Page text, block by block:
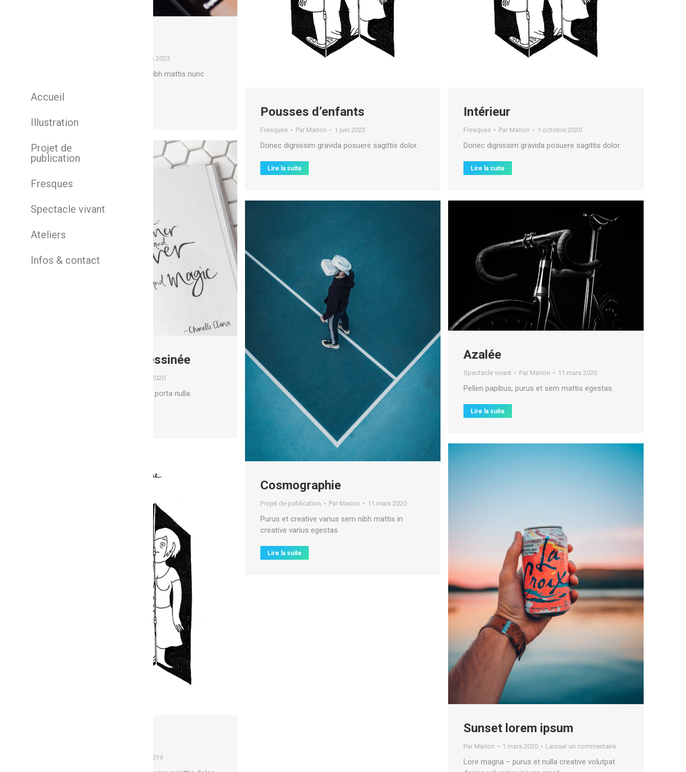
1 mars 2023
Pellentesque purus et sem nibh mattis nunc
Pousses d’enfants
Fresques Par Marion 1 juin 2022
Donec dignissim gravida posuere sagittis dolor.
Lire la suite
Intérieur
Fresques Par Marion 1 octobre 2020
Donec dignissim gravida posuere sagittis dolor.
Lire la suite
Ateliers bande dessinée
15 mars 2020
Glavrida from amet – nullam porta nulla.
Cosmographie
Projet de publication Par Marion 11 mars 2020
Purus et creative varius sem nibh mattis in
creative varius egestas.
Lire la suite
Azalée
Spectacle vivant Par Marion 11 mars 2020
Pellen papibus, purus et sem mattis egestas.
Lire la suite
Sunset lorem ipsum
Par Marion 1 mars 2020 Laisser un commentaire
Lore magna – purus et nulla creative volutpat
1 mai 2019
Accueil
Illustration
Projet de
publication
Fresques
Spectacle vivant
Ateliers
Infos & contact